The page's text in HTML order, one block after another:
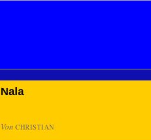
Nala
Von CHRISTIAN